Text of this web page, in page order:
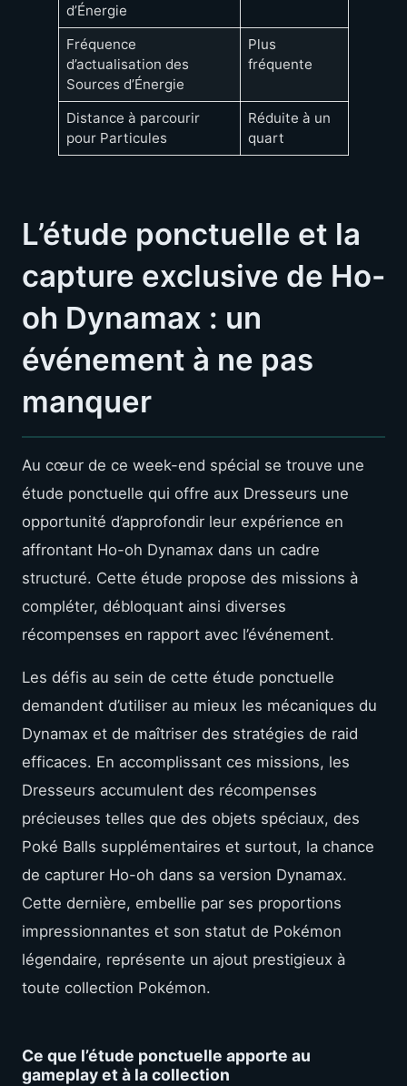
d’Énergie
Fréquence
d’actualisation des
Sources d’Énergie
Plus
fréquente
Distance à parcourir
pour Particules
Réduite à un
quart
L’étude ponctuelle et la
capture exclusive de Ho-
oh Dynamax : un
événement à ne pas
manquer
Au cœur de ce week-end spécial se trouve une
étude ponctuelle qui offre aux Dresseurs une
opportunité d’approfondir leur expérience en
affrontant Ho-oh Dynamax dans un cadre
structuré. Cette étude propose des missions à
compléter, débloquant ainsi diverses
récompenses en rapport avec l’événement.
Les défis au sein de cette étude ponctuelle
demandent d’utiliser au mieux les mécaniques du
Dynamax et de maîtriser des stratégies de raid
efficaces. En accomplissant ces missions, les
Dresseurs accumulent des récompenses
précieuses telles que des objets spéciaux, des
Poké Balls supplémentaires et surtout, la chance
de capturer Ho-oh dans sa version Dynamax.
Cette dernière, embellie par ses proportions
impressionnantes et son statut de Pokémon
légendaire, représente un ajout prestigieux à
toute collection Pokémon.
Ce que l’étude ponctuelle apporte au
gameplay et à la collection